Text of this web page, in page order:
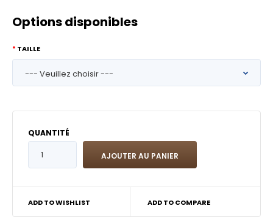
Options disponibles
TAILLE
QUANTITÉ
ADD TO WISHLIST ADD TO COMPARE